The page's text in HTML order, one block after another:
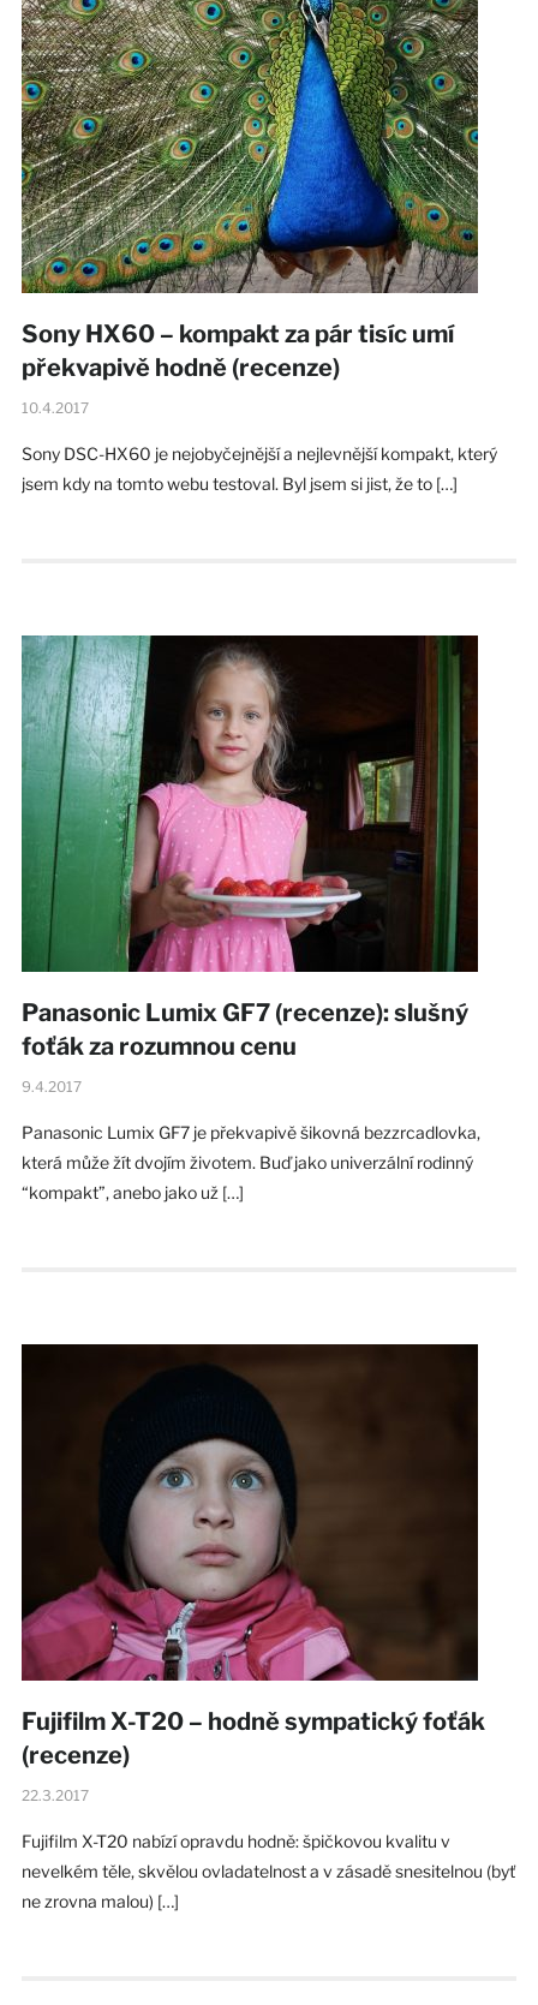
Sony HX60 – kompakt za pár tisíc umí
překvapivě hodně (recenze)
10.4.2017
Sony DSC-HX60 je nejobyčejnější a nejlevnější kompakt, který
jsem kdy na tomto webu testoval. Byl jsem si jist, že to […]
Panasonic Lumix GF7 (recenze): slušný
foťák za rozumnou cenu
9.4.2017
Panasonic Lumix GF7 je překvapivě šikovná bezzrcadlovka,
která může žít dvojím životem. Buď jako univerzální rodinný
“kompakt”, anebo jako už […]
Fujifilm X-T20 – hodně sympatický foťák
(recenze)
22.3.2017
Fujifilm X-T20 nabízí opravdu hodně: špičkovou kvalitu v
nevelkém těle, skvělou ovladatelnost a v zásadě snesitelnou (byť
ne zrovna malou) […]